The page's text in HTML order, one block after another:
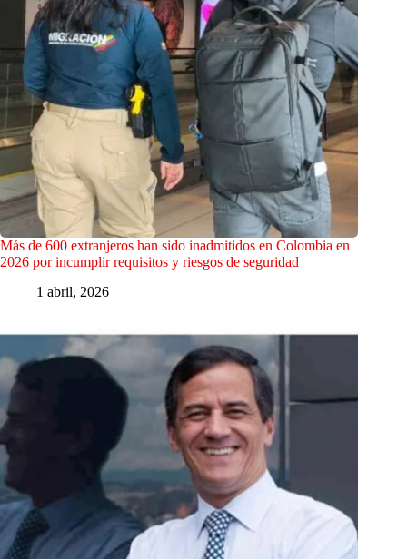
Más de 600 extranjeros han sido inadmitidos en Colombia en
2026 por incumplir requisitos y riesgos de seguridad
1 abril, 2026